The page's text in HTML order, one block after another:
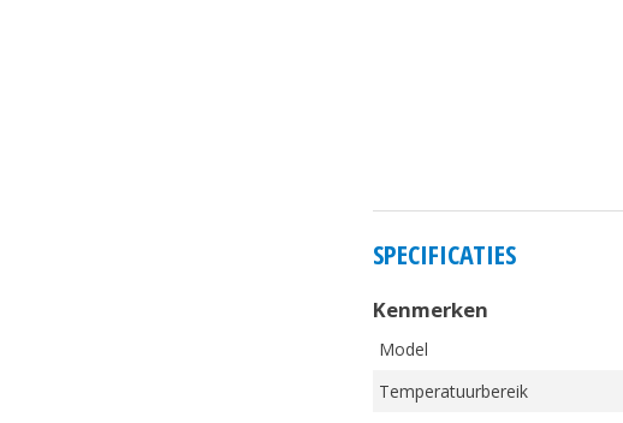
SPECIFICATIES
Kenmerken
Model
Temperatuurbereik